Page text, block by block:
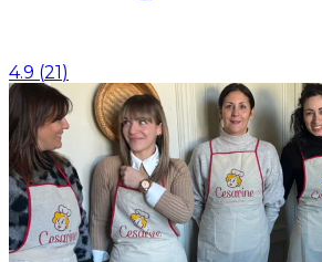
4.9 (21)